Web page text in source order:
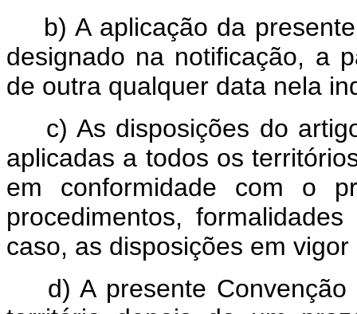
b) A aplicação da
designado na notificação, a
de outra qualquer data nela
c) As disposições do
aplicadas a todos os
em conformidade com o
procedimentos,
caso, as disposições em
d) A presente Convenção